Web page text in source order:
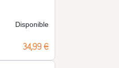
Disponible
Prix
34,99 €